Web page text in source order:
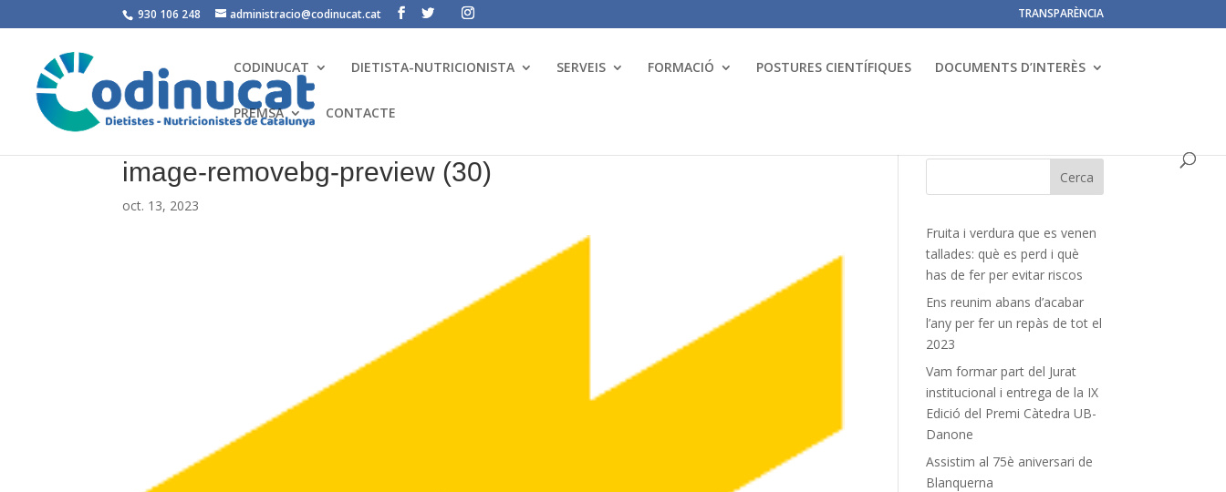
930 106 248 administracio@codinucat.cat TRANSPARÈNCIA
CODINUCAT DIETISTA-NUTRICIONISTA SERVEIS FORMACIÓ POSTURES CIENTÍFIQUES DOCUMENTS D’INTERÈS
PREMSA CONTACTE
image-removebg-preview (30)
oct. 13, 2023
Fruita i verdura que es venen
tallades: què es perd i què
has de fer per evitar riscos
Ens reunim abans d’acabar
l’any per fer un repàs de tot el
2023
Vam formar part del Jurat
institucional i entrega de la IX
Edició del Premi Càtedra UB-
Danone
Assistim al 75è aniversari de
Blanquerna